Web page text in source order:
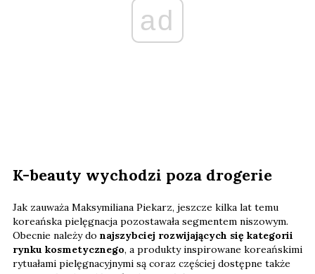
ad
K-beauty wychodzi poza drogerie
Jak zauważa Maksymiliana Piekarz, jeszcze kilka lat temu
koreańska pielęgnacja pozostawała segmentem niszowym.
Obecnie należy do najszybciej rozwijających się kategorii
rynku kosmetycznego, a produkty inspirowane koreańskimi
rytuałami pielęgnacyjnymi są coraz częściej dostępne także